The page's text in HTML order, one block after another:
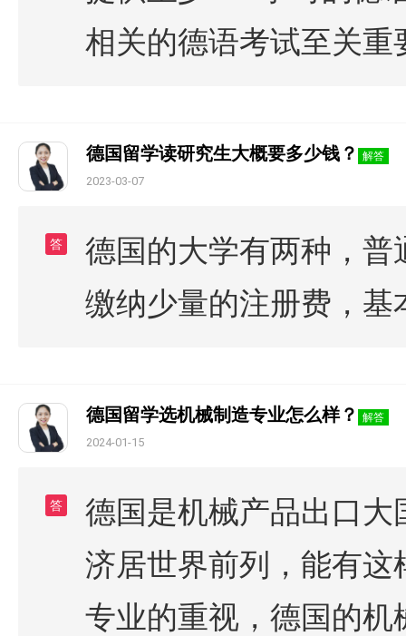
相关的德语考试至关重
德国留学读研究生大概要多少钱？ 解答
2023-03-07
答
德国的大学有两种，
缴纳少量的注册费，
德国留学选机械制造专业怎么样？ 解答
2024-01-15
答
德国是机械产品出口
济居世界前列，能有
专业的重视，德国的